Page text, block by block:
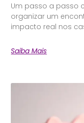
Um passo a passo
organizar um
impacto real nos
Saiba Mais